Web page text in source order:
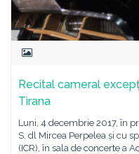
Recital cameral
Tirana
Luni, 4 decembrie 2017, în
S. dl Mircea Perpelea și cu
(ICR), în sala de concerte a